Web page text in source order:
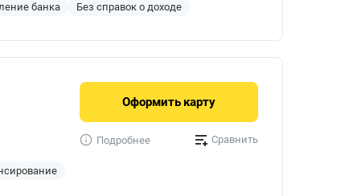
банка Без справок о доходе
Оформить карту
Подробнее Сравнить